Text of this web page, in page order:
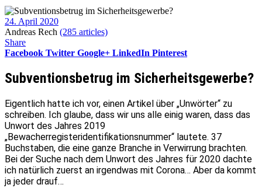
24. April 2020
Andreas Rech (285 articles)
Share
Facebook Twitter Google+ LinkedIn Pinterest
Subventionsbetrug im Sicherheitsgewerbe?
Eigentlich hatte ich vor, einen Artikel über „Unwörter“ zu
schreiben. Ich glaube, dass wir uns alle einig waren, dass das
Unwort des Jahres 2019
„Bewacherregisteridentifikationsnummer“ lautete. 37
Buchstaben, die eine ganze Branche in Verwirrung brachten.
Bei der Suche nach dem Unwort des Jahres für 2020 dachte
ich natürlich zuerst an irgendwas mit Corona… Aber da kommt
ja jeder drauf…